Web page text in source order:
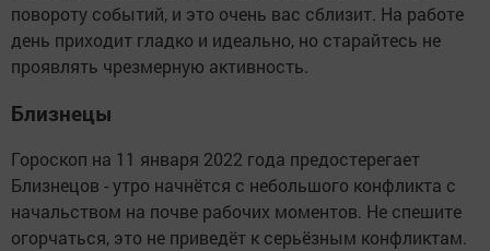
повороту событий, и это очень вас сблизит. На работе
день приходит гладко и идеально, но старайтесь не
проявлять чрезмерную активность.
Близнецы
Гороскоп на 11 января 2022 года предостерегает
Близнецов - утро начнётся с небольшого конфликта с
начальством на почве рабочих моментов. Не спешите
огорчаться, это не приведёт к серьёзным конфликтам.